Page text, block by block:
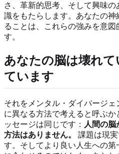
さ、革新的思考、そして興味
識をもたらします。あなたの
ることは、これらの強みを意図
す。
あなたの脳は壊れ
ています
それをメンタル・ダイバージ
に異なる方法で考えると呼ぶ
ッセージは同じです： 人間の脳
方法はありません。
課題は現
す。そしてより良い人生への